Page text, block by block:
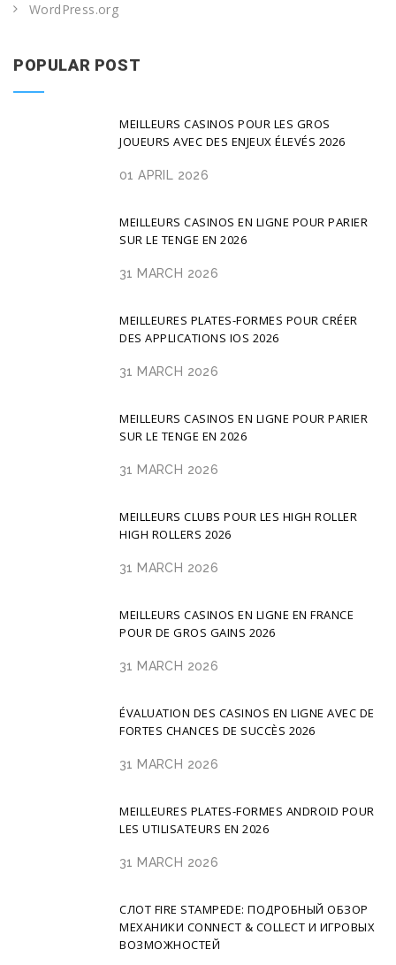
WordPress.org
POPULAR POST
MEILLEURS CASINOS POUR LES GROS
JOUEURS AVEC DES ENJEUX ÉLEVÉS 2026
01 APRIL 2026
MEILLEURS CASINOS EN LIGNE POUR PARIER
SUR LE TENGE EN 2026
31 MARCH 2026
MEILLEURES PLATES-FORMES POUR CRÉER
DES APPLICATIONS IOS 2026
31 MARCH 2026
MEILLEURS CASINOS EN LIGNE POUR PARIER
SUR LE TENGE EN 2026
31 MARCH 2026
MEILLEURS CLUBS POUR LES HIGH ROLLER
HIGH ROLLERS 2026
31 MARCH 2026
MEILLEURS CASINOS EN LIGNE EN FRANCE
POUR DE GROS GAINS 2026
31 MARCH 2026
ÉVALUATION DES CASINOS EN LIGNE AVEC DE
FORTES CHANCES DE SUCCÈS 2026
31 MARCH 2026
MEILLEURES PLATES-FORMES ANDROID POUR
LES UTILISATEURS EN 2026
31 MARCH 2026
СЛОТ FIRE STAMPEDE: ПОДРОБНЫЙ ОБЗОР
МЕХАНИКИ CONNECT & COLLECT И ИГРОВЫХ
ВОЗМОЖНОСТЕЙ